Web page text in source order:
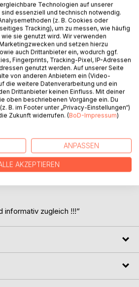
die Reise durch Rügen,
Hindernissen, aber auch
trotzt einiger Zwischenfälle eine
Reise. Alles scheint irgendwie
Handicaps machen den Trip
und
informativ zugleich !!!“
Technologien auf unserer
essenziell und technisch notwendig.
(z. B. Cookies oder
Tracking), um zu messen, wie häufig
sie genutzt wird. Wir verwenden
und setzen hierzu
auch Drittanbieter ein, wodurch ggf.
Fingerprints, Tracking-Pixel, IP-Adressen
genutzt werden. Auf unserer Seite
von anderen Anbietern ein (Video-
die weitere Datenverarbeitung und ein
Drittanbieter keinen Einfluss. Mit deiner
oben beschriebenen Vorgänge ein. Du
B. im Footer unter „Privacy-Einstellungen“)
Zukunft widerrufen. (BoD-Impressum)
ANPASSEN
AKZEPTIEREN